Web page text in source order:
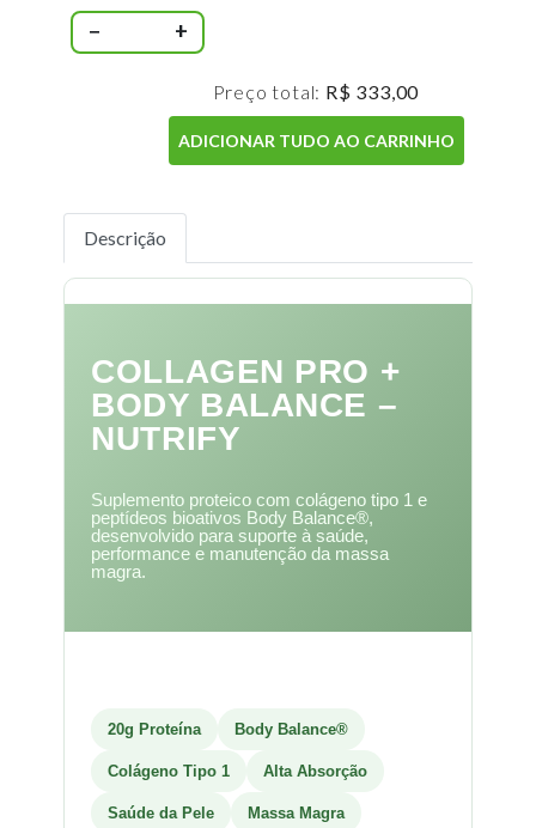
− +
Preço total: R$ 333,00
ADICIONAR TUDO AO CARRINHO
Descrição
COLLAGEN PRO +
BODY BALANCE –
NUTRIFY
Suplemento proteico com colágeno tipo 1 e
peptídeos bioativos Body Balance®,
desenvolvido para suporte à saúde,
performance e manutenção da massa
magra.
20g Proteína Body Balance®
Colágeno Tipo 1 Alta Absorção
Saúde da Pele Massa Magra